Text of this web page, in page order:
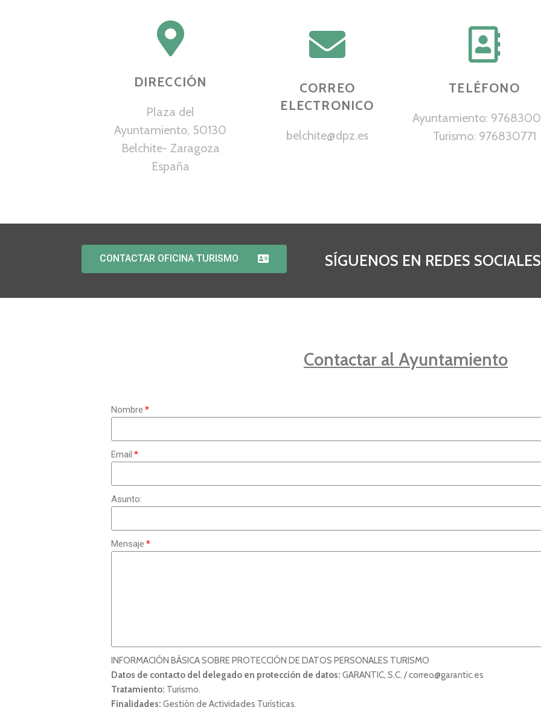
DIRECCIÓN
Plaza del
Ayuntamiento, 50130
Belchite- Zaragoza
España
CORREO
ELECTRONICO
belchite@dpz.es
TELÉFONO
Ayuntamiento:
Turismo: 976830771
CONTACTAR OFICINA TURISMO SÍGUENOS EN REDES SOCIALES
Contactar al Ayuntamiento
Nombre
Email
Asunto:
Mensaje
INFORMACIÓN BÁSICA SOBRE PROTECCIÓN DE DATOS PERSONALES TURISMO
Datos de contacto del delegado en protección de datos: GARANTIC, S.C. / correo@garantic.es
Tratamiento: Turismo.
Finalidades: Gestión de Actividades Turísticas.